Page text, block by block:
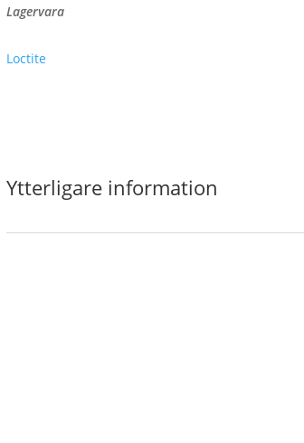
Lagervara
Loctite
Ytterligare information